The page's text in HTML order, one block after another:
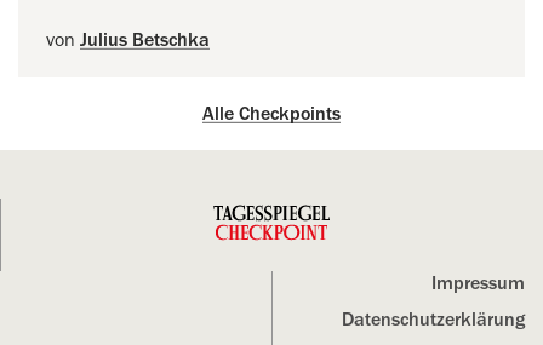
von Julius Betschka
Alle Checkpoints
Impressum
Datenschutz­erklärung